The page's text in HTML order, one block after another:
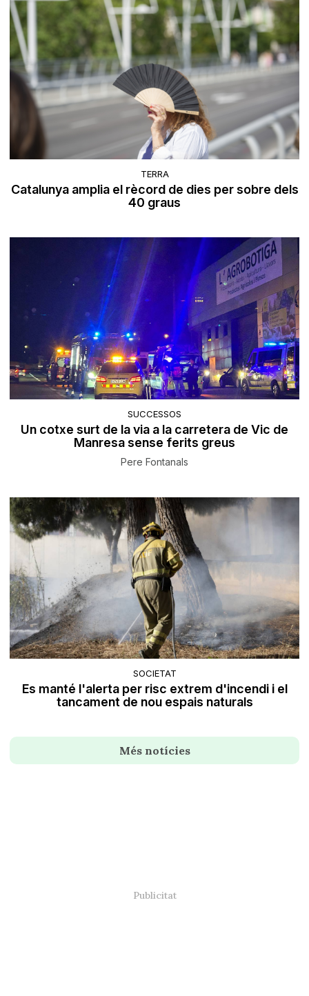
TERRA
Catalunya amplia el rècord de dies per sobre dels
40 graus
SUCCESSOS
Un cotxe surt de la via a la carretera de Vic de
Manresa sense ferits greus
Pere Fontanals
SOCIETAT
Es manté l'alerta per risc extrem d'incendi i el
tancament de nou espais naturals
Més notícies